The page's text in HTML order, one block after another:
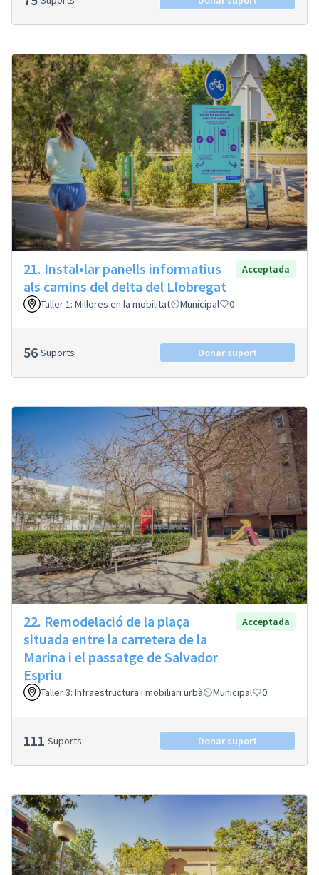
21. Instal•lar panells informatius
als camins del delta del Llobregat
Acceptada
Taller 1: Millores en la mobilitat Municipal 0
56 Suports Donar suport
22. Remodelació de la plaça
situada entre la carretera de la
Marina i el passatge de Salvador
Espriu
Acceptada
Taller 3: Infraestructura i mobiliari urbà Municipal 0
111 Suports Donar suport